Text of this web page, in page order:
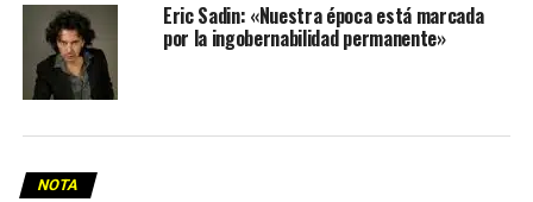
Eric Sadin: «Nuestra época está marcada
por la ingobernabilidad permanente»
NOTA